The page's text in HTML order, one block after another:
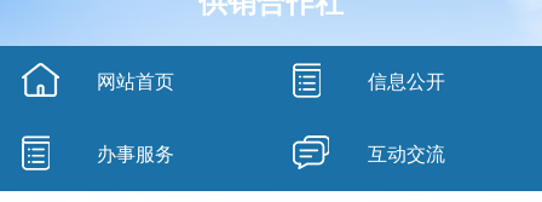
网站首页 信息公开
办事服务 互动交流